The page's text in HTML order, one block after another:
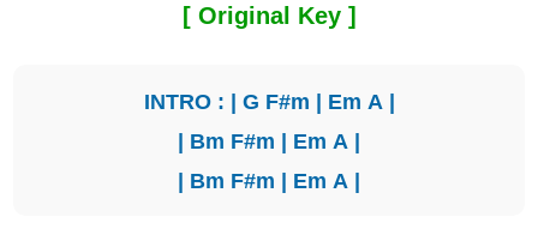
[ Original Key ]
INTRO : | G F#m | Em A |
| Bm F#m | Em A |
| Bm F#m | Em A |